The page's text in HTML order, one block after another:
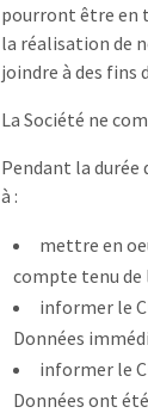
pourront être en
la réalisation de
joindre à des fins
La Société ne
Pendant la durée
à :
mettre en
compte tenu de
informer le
Données
informer le
Données ont